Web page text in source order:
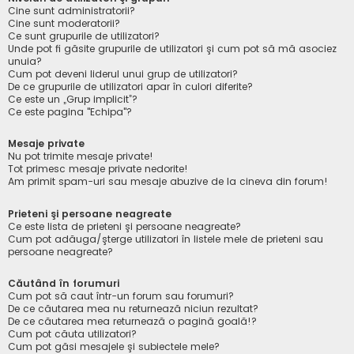
Cine sunt administratorii?
Cine sunt moderatorii?
Ce sunt grupurile de utilizatori?
Unde pot fi găsite grupurile de utilizatori şi cum pot să mă asociez
unuia?
Cum pot deveni liderul unui grup de utilizatori?
De ce grupurile de utilizatori apar în culori diferite?
Ce este un „Grup implicit”?
Ce este pagina "Echipa"?
Mesaje private
Nu pot trimite mesaje private!
Tot primesc mesaje private nedorite!
Am primit spam-uri sau mesaje abuzive de la cineva din forum!
Prieteni şi persoane neagreate
Ce este lista de prieteni şi persoane neagreate?
Cum pot adăuga/şterge utilizatori în listele mele de prieteni sau
persoane neagreate?
Căutând în forumuri
Cum pot să caut într-un forum sau forumuri?
De ce căutarea mea nu returnează niciun rezultat?
De ce căutarea mea returnează o pagină goală!?
Cum pot căuta utilizatori?
Cum pot găsi mesajele şi subiectele mele?